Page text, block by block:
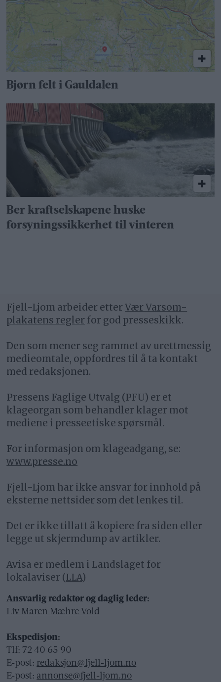
Bjørn felt i Gauldalen
Ber kraftselskapene huske
forsyningssikkerhet til vinteren
Fjell-Ljom arbeider etterVær Varsom-
plakatens regler for god presseskikk.
Den som mener seg rammet av urettmessig
medieomtale, oppfordres til å ta kontakt
med redaksjonen.
Pressens Faglige Utvalg (PFU) er et
klageorgan som behandler klager mot
mediene i presseetiske spørsmål.
For informasjon om klageadgang, se:
www.presse.no
Fjell-Ljom har ikke ansvar for innhold på
eksterne nettsider som det lenkes til.
Det er ikke tillatt å kopiere fra siden eller
legge ut skjermdump av artikler.
Avisa er medlem i Landslaget for
lokalaviser (LLA)
Ansvarlig redaktør og daglig leder:
Liv Maren Mæhre Vold
Ekspedisjon:
Tlf: 72 40 65 90
E-post: redaksjon@fjell-ljom.no
E-post: annonse@fjell-ljom.no